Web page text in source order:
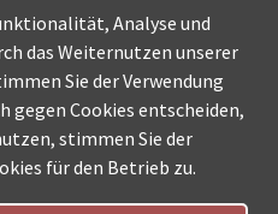
Analyse und
das Weiternutzen unserer
Sie der Verwendung
gegen Cookies entscheiden,
stimmen Sie der
für den Betrieb zu.